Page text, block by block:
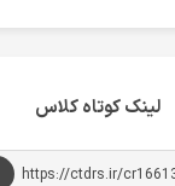
لینک کوتاه کلاس